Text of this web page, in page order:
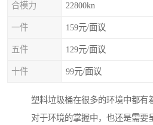
合模力 22800kn
一件 159元/面议
五件 129元/面议
十件 99元/面议
塑料垃圾桶在很多的环境中都有
对于环境的掌握中，也还是需要